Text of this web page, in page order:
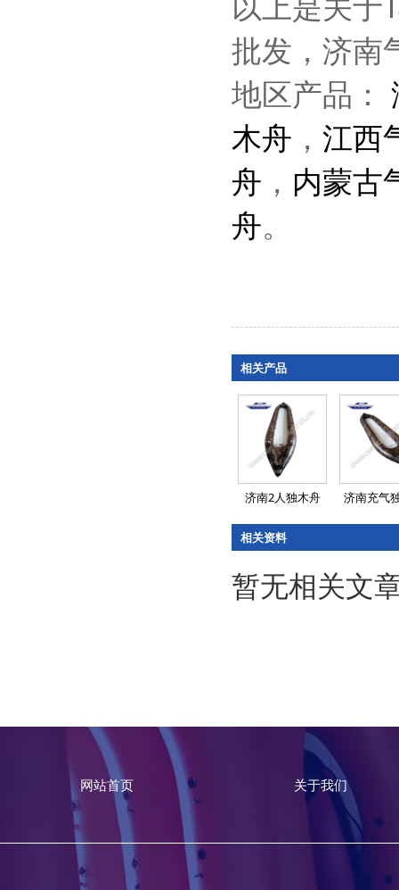
批发，济南
地区产品：
木舟 ， 江西
舟 ， 内蒙古
舟。
相关产品
济南2人独木舟 济南充气
相关资料
暂无相关文
网站首页 关于我们